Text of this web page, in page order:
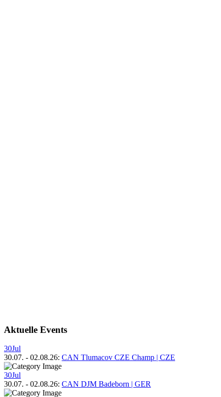
Aktuelle Events
30Jul
30.07. - 02.08.26: CAN Tlumacov CZE Champ | CZE
30Jul
30.07. - 02.08.26: CAN DJM Badeborn | GER